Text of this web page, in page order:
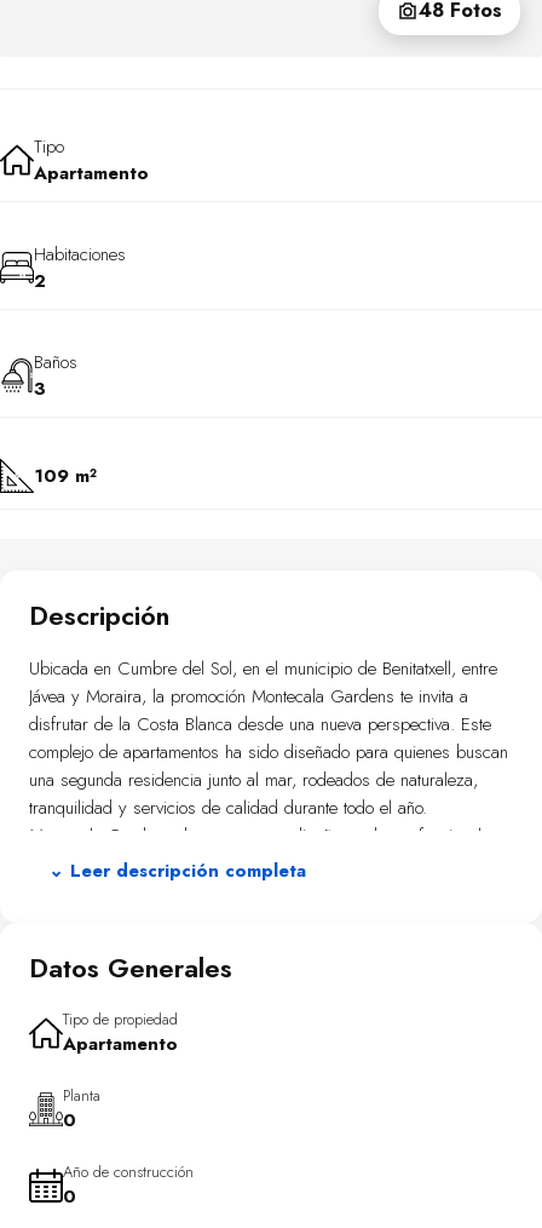
48 Fotos
Tipo
Apartamento
Habitaciones
2
Baños
3
109 m²
Descripción
Ubicada en Cumbre del Sol, en el municipio de Benitatxell, entre
Jávea y Moraira, la promoción Montecala Gardens te invita a
disfrutar de la Costa Blanca desde una nueva perspectiva. Este
complejo de apartamentos ha sido diseñado para quienes buscan
una segunda residencia junto al mar, rodeados de naturaleza,
tranquilidad y servicios de calidad durante todo el año.
Montecala Gardens destaca por su diseño moderno, funcional y
sostenible. Cada bloque cuenta con un número reducido de
abiertas que potencian la conexión con el entorno natural que lo
Los apartamentos están completamente equipados, con una
Se ofrecen con dos y tres dormitorios y dos baños, cocina abierta
al salón, terraza, y acabados de alta gama. Además, incluyen
sistemas de climatización por conductos, calefacción por suelo
radiante, ventilación permanente, sistema híbrido de aerotermia y
⌄ Leer descripción completa
Datos Generales
Tipo de propiedad
Apartamento
Planta
0
Año de construcción
0